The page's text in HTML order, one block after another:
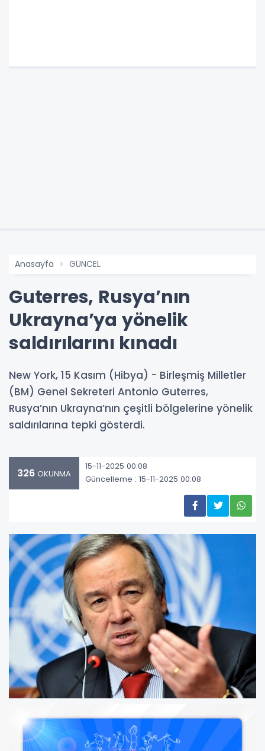
Anasayfa GÜNCEL
Guterres, Rusya’nın
Ukrayna’ya yönelik
saldırılarını kınadı
New York, 15 Kasım (Hibya) - Birleşmiş Milletler
(BM) Genel Sekreteri Antonio Guterres,
Rusya’nın Ukrayna’nın çeşitli bölgelerine yönelik
saldırılarına tepki gösterdi.
326 OKUNMA
15-11-2025 00:08
Güncelleme : 15-11-2025 00:08